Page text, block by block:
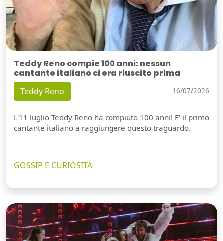
Teddy Reno compie 100 anni: nessun
cantante italiano ci era riuscito prima
Teddy Reno 16/07/2026
L'11 luglio Teddy Reno ha compiuto 100 anni! E' il primo
cantante italiano a raggiungere questo traguardo.
GOSSIP E CURIOSITÀ